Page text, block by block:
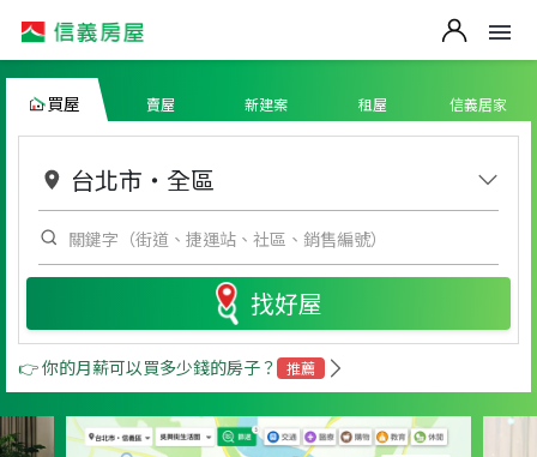
買屋 賣屋 新建案 租屋 信義居家
台北市 ・ 全區
找好屋
👉 你的月薪可以買多少錢的房子？ 推薦